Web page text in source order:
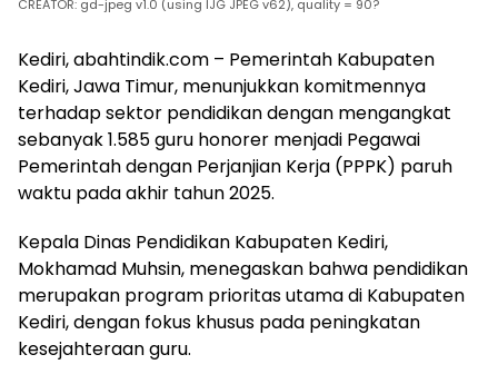
CREATOR: gd-jpeg v1.0 (using IJG JPEG v62), quality = 90?
Kediri, abahtindik.com – Pemerintah Kabupaten
Kediri, Jawa Timur, menunjukkan komitmennya
terhadap sektor pendidikan dengan mengangkat
sebanyak 1.585 guru honorer menjadi Pegawai
Pemerintah dengan Perjanjian Kerja (PPPK) paruh
waktu pada akhir tahun 2025.
​Kepala Dinas Pendidikan Kabupaten Kediri,
Mokhamad Muhsin, menegaskan bahwa pendidikan
merupakan program prioritas utama di Kabupaten
Kediri, dengan fokus khusus pada peningkatan
kesejahteraan guru.